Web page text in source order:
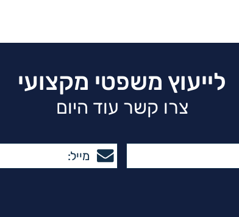
לייעוץ משפטי מקצועי
צרו קשר עוד היום